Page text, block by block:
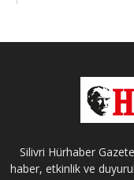
Silivri Hürhaber
haber, etkinlik ve